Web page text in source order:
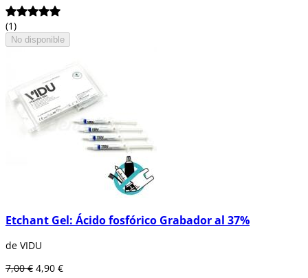
(1)
No disponible
Etchant Gel: Ácido fosfórico Grabador al 37%
de VIDU
7,00 € 4,90 €